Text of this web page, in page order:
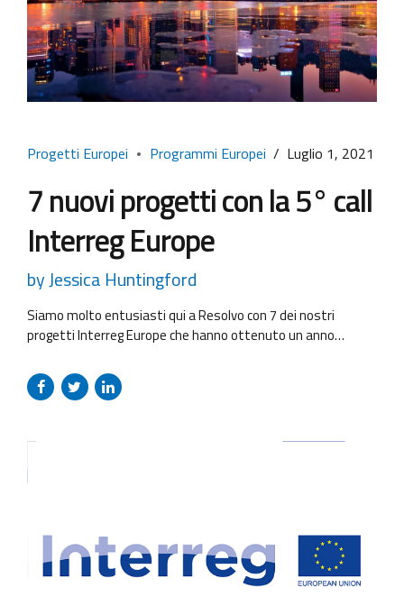
Progetti Europei Programmi Europei Luglio 1, 2021
7 nuovi progetti con la 5° call
Interreg Europe
by Jessica Huntingford
Siamo molto entusiasti qui a Resolvo con 7 dei nostri
progetti Interreg Europe che hanno ottenuto un anno